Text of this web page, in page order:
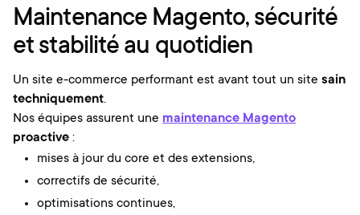
Maintenance Magento, sécurité
et stabilité au quotidien
Un site e-commerce performant est avant tout un site sain
techniquement.
Nos équipes assurent une maintenance Magento
proactive :
mises à jour du core et des extensions,
correctifs de sécurité,
optimisations continues,